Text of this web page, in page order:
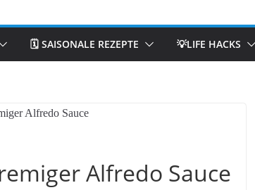
🗓️ SAISONALE REZEPTE 💡LIFE HACKS
Alfredo Sauce